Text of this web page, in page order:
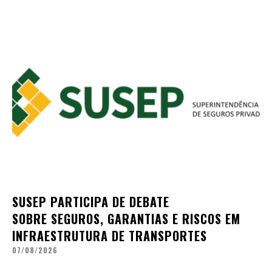
SUSEP PARTICIPA DE DEBATE
SOBRE SEGUROS, GARANTIAS E RISCOS EM
INFRAESTRUTURA DE TRANSPORTES
07/08/2026